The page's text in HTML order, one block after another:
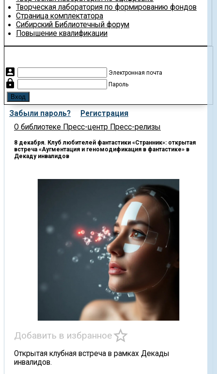
Творческая лаборатория по формированию фондов
Страница комплектатора
Сибирский Библиотечный форум
Повышение квалификации
account_box Электронная почта
lock Пароль
Забыли пароль?
Регистрация
О библиотеке Пресс-центр Пресс-релизы
8 декабря. Клуб любителей фантастики «Странник»: открытая
встреча «Аугментация и геномодификация в фантастике» в
Декаду инвалидов
Добавить в избранноеstar_border
Открытая клубная встреча в рамках Декады
инвалидов.